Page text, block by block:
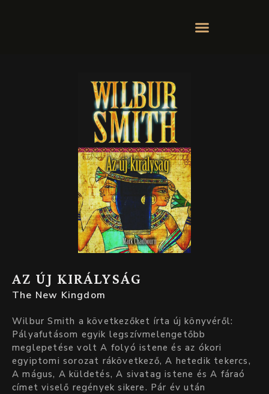
AZ ÚJ KIRÁLYSÁG
The New Kingdom
Wilbur Smith a következőket írta új könyvéről:
Pályafutásom egyik legszívmelengetőbb
meglepetése volt A folyó istene és az ókori
egyiptomi sorozat rákövetkező, A hetedik tekercs,
A mágus, A küldetés, A sivatag istene és A fáraó
címet viselő regények sikere. Pár év után